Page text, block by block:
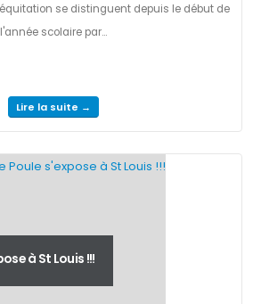
se distinguent depuis le début de
l'année scolaire par...
Lire la suite →
à St Louis !!!